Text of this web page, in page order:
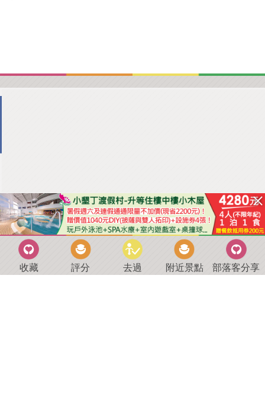
收藏 評分 去過 附近景點 部落客分享